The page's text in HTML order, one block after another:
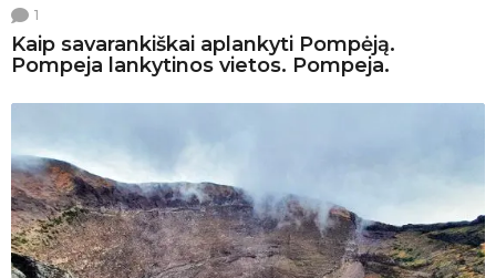
1
Kaip savarankiškai aplankyti Pompėją.
Pompeja lankytinos vietos. Pompeja.